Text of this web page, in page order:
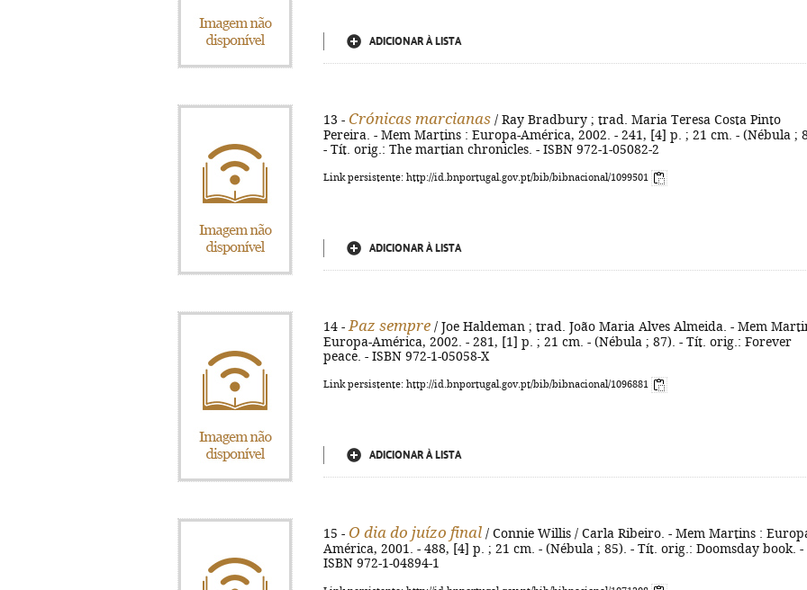
ADICIONAR À LISTA
13 - Crónicas marcianas / Ray Bradbury ; trad. Maria Teresa Costa Pinto
Pereira. - Mem Martins : Europa-América, 2002. - 241, [4] p. ; 21 cm. - (Nébula ;
- Tít. orig.: The martian chronicles. - ISBN 972-1-05082-2
Link persistente: http://id.bnportugal.gov.pt/bib/bibnacional/1099501
ADICIONAR À LISTA
14 - Paz sempre / Joe Haldeman ; trad. João Maria Alves Almeida. - Mem
Europa-América, 2002. - 281, [1] p. ; 21 cm. - (Nébula ; 87). - Tít. orig.: Forever
peace. - ISBN 972-1-05058-X
Link persistente: http://id.bnportugal.gov.pt/bib/bibnacional/1096881
ADICIONAR À LISTA
15 - O dia do juízo final / Connie Willis / Carla Ribeiro. - Mem Martins :
América, 2001. - 488, [4] p. ; 21 cm. - (Nébula ; 85). - Tít. orig.: Doomsday book. -
ISBN 972-1-04894-1